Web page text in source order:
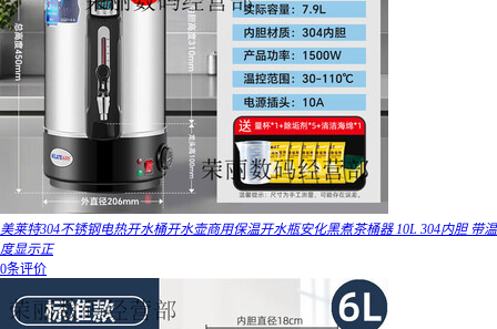
美莱特304不锈钢电热开水桶开水壶商用保温开水瓶安化黑煮茶桶器 10L 304内胆 带温
度显示正
0条评价